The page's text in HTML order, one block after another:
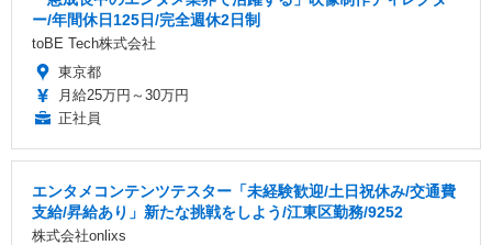
ー/年間休日125日/完全週休2日制
toBE Tech株式会社
東京都
月給25万円～30万円
正社員
エンタメコンテンツテスター「未経験歓迎/土日祝休み/交通費
支給/昇給あり」新たな挑戦をしよう/江東区勤務/9252
株式会社onlixs